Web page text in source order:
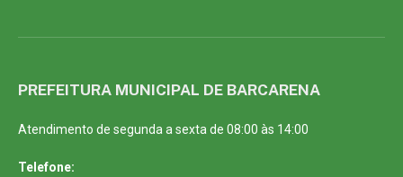
PREFEITURA MUNICIPAL DE BARCARENA
Atendimento de segunda a sexta de 08:00 às 14:00
Telefone: